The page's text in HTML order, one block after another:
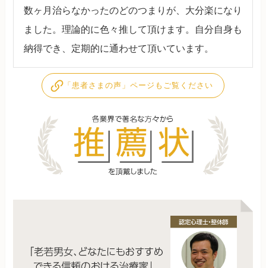
数ヶ月治らなかったのどのつまりが、大分楽になり
ました。理論的に色々推して頂けます。自分自身も
納得でき、定期的に通わせて頂いています。
「患者さまの声」ページもご覧ください